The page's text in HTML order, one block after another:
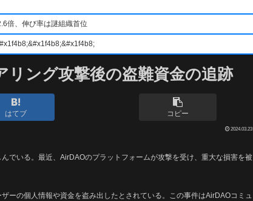
倍、伸び率は謎組織首位
ング攻撃後の盗難資金の追跡
はてブ コピー
2024.03.23
でいる。最近、AirDAOのプラットフォームが攻撃を受け、重大な損害を被
ーの個人情報や資金を盗み出したとされている。この事件はAirDAOコミュ